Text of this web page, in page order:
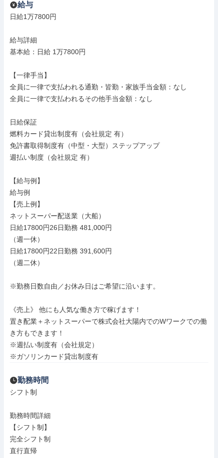
給与
日給1万7800円
給与詳細
基本給：日給 1万7800円
【一律手当】
全員に一律で支払われる通勤・皆勤・家族手当金額：なし
全員に一律で支払われるその他手当金額：なし
日給保証
燃料カード貸出制度有（会社規定 有）
免許書取得制度有（中型・大型）ステップアップ
週払い制度（会社規定 有）
【給与例】
給与例
【売上例】
ネットスーパー配送業（大船）
日給17800円26日勤務 481,000円
（週一休）
日給17800円22日勤務 391,600円
（週二休）
※勤務日数自由／お休み日はご希望に沿います。
《売上》 他にも人気な働き方で稼げます！
置き配業＋ネットスーパーで株式会社大陽内でのWワークでの働
き方もできます！
※週払い制度有（会社規定）
※ガソリンカード貸出制度有
勤務時間
シフト制
勤務時間詳細
【シフト制】
完全シフト制
直行直帰